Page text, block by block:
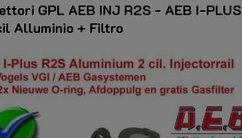
GPL AEB INJ R2S - AEB I-PLUS
Alluminio + Filtro